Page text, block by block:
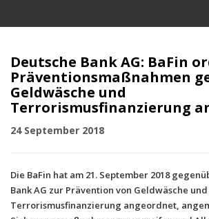
Deutsche Bank AG: BaFin
Präventionsmaßnahmen
Geldwäsche und
Terrorismusfinanzierung
24 September 2018
Die BaFin hat am 21. September 2018
Bank AG zur Prävention von Geldwäsche und
Terrorismusfinanzierung angeordnet,